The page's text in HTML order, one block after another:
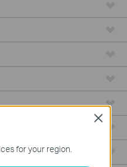
for your region.
Close